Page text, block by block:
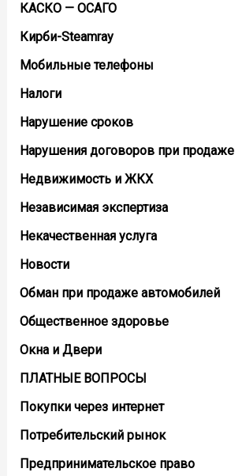
КАСКО — ОСАГО
Кирби-Steamray
Мобильные телефоны
Налоги
Нарушение сроков
Нарушения договоров при продаже
Недвижимость и ЖКХ
Независимая экспертиза
Некачественная услуга
Новости
Обман при продаже автомобилей
Общественное здоровье
Окна и Двери
ПЛАТНЫЕ ВОПРОСЫ
Покупки через интернет
Потребительский рынок
Предпринимательское право